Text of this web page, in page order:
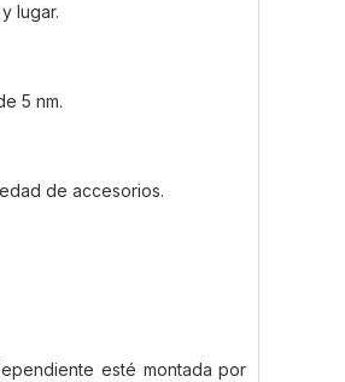
lugar.
5 nm.
de accesorios.
esté montada por